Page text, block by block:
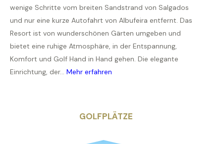
wenige Schritte vom breiten Sandstrand von Salgados
und nur eine kurze Autofahrt von Albufeira entfernt. Das
Resort ist von wunderschönen Gärten umgeben und
bietet eine ruhige Atmosphäre, in der Entspannung,
Komfort und Golf Hand in Hand gehen. Die elegante
Einrichtung, der... Mehr erfahren
GOLFPLÄTZE